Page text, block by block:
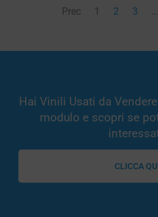
Prec 1 2 3 …
Hai Vinili Usati da
modulo e scopri se
CLICCA